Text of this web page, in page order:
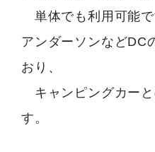
単体でも利用可能
アンダーソンなどDC
おり、
キャンピングカーと
す。